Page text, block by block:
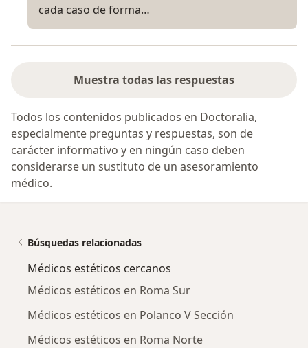
cada caso de forma…
Muestra todas las respuestas
Todos los contenidos publicados en Doctoralia,
especialmente preguntas y respuestas, son de
carácter informativo y en ningún caso deben
considerarse un sustituto de un asesoramiento
médico.
Búsquedas relacionadas
Médicos estéticos cercanos
Médicos estéticos en Roma Sur
Médicos estéticos en Polanco V Sección
Médicos estéticos en Roma Norte